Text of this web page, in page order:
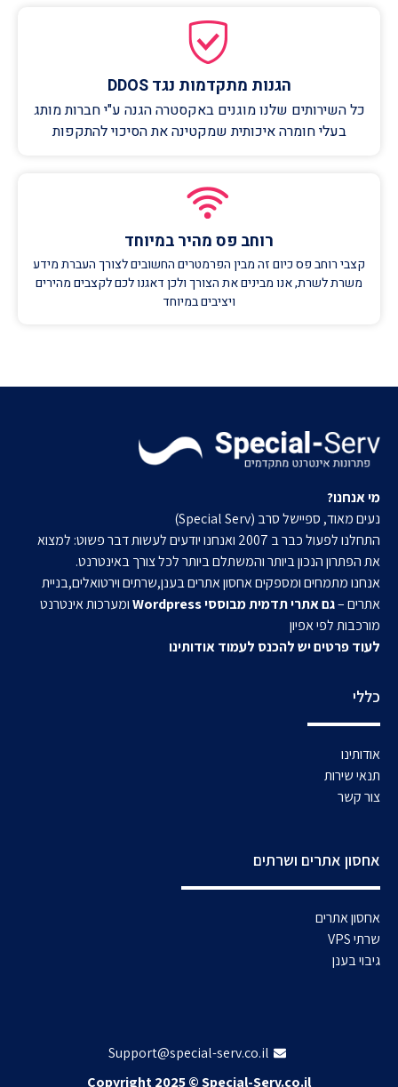
הגנות מתקדמות נגד DDOS
כל השירותים שלנו מוגנים באקסטרה הגנה ע"י חברות מותג
בעלי חומרה איכותית שמקטינה את הסיכוי להתקפות
רוחב פס מהיר במיוחד
קצבי רוחב פס כיום זה מבין הפרמטרים החשובים לצורך העברת מידע
משרת לשרת, אנו מבינים את הצורך ולכן דאגנו לכם לקצבים מהירים
ויציבים במיוחד
מי אנחנו?
נעים מאוד, ספיישל סרב (Special Serv)
התחלנו לפעול כבר ב 2007 ואנחנו יודעים לעשות דבר פשוט: למצוא
את הפתרון הנכון ביותר והמשתלם ביותר לכל צורך באינטרנט.
אנחנו מתמחים ומספקים אחסון אתרים בענן,שרתים וירטואלים,בניית
אתרים –גם אתרי תדמית מבוססי Wordpress
ומערכות אינטרנט
מורכבות לפי אפיון
לעוד פרטים יש להכנס לעמוד אודותינו
כללי
אודותינו
תנאי שירות
צור קשר
אחסון אתרים ושרתים
אחסון אתרים
שרתי VPS
גיבוי בענן
Support@special-serv.co.il
Copyright 2025 © Special-Serv.co.il